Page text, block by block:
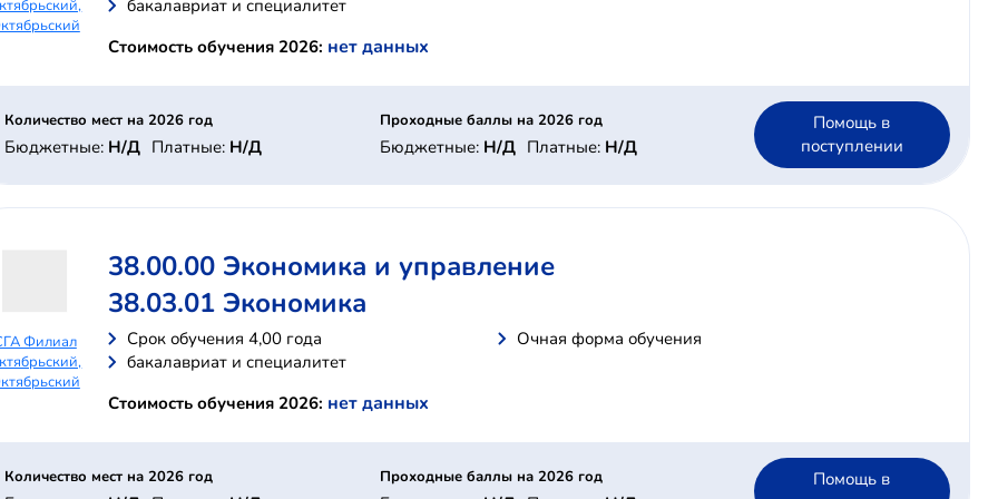
бакалавриат и специалитет
Стоимость обучения 2026: нет данных
Количество мест на 2026 год
Бюджетные: Н/Д Платные: Н/Д
Проходные баллы на 2026 год
Бюджетные: Н/Д Платные: Н/Д
Помощь в
поступлении
Филиал
38.00.00 Экономика и управление
38.03.01 Экономика
Cрок обучения 4,00 года
Очная форма обучения
бакалавриат и специалитет
Стоимость обучения 2026: нет данных
Количество мест на 2026 год Проходные баллы на 2026 год
Помощь в